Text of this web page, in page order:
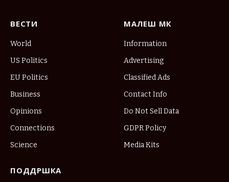
ВЕСТИ
World
US Politics
EU Politics
Business
Opinions
Connections
Science
МАЛЕШ МК
Information
Advertising
Classified Ads
Contact Info
Do Not Sell Data
GDPR Policy
Media Kits
ПОДДРШКА